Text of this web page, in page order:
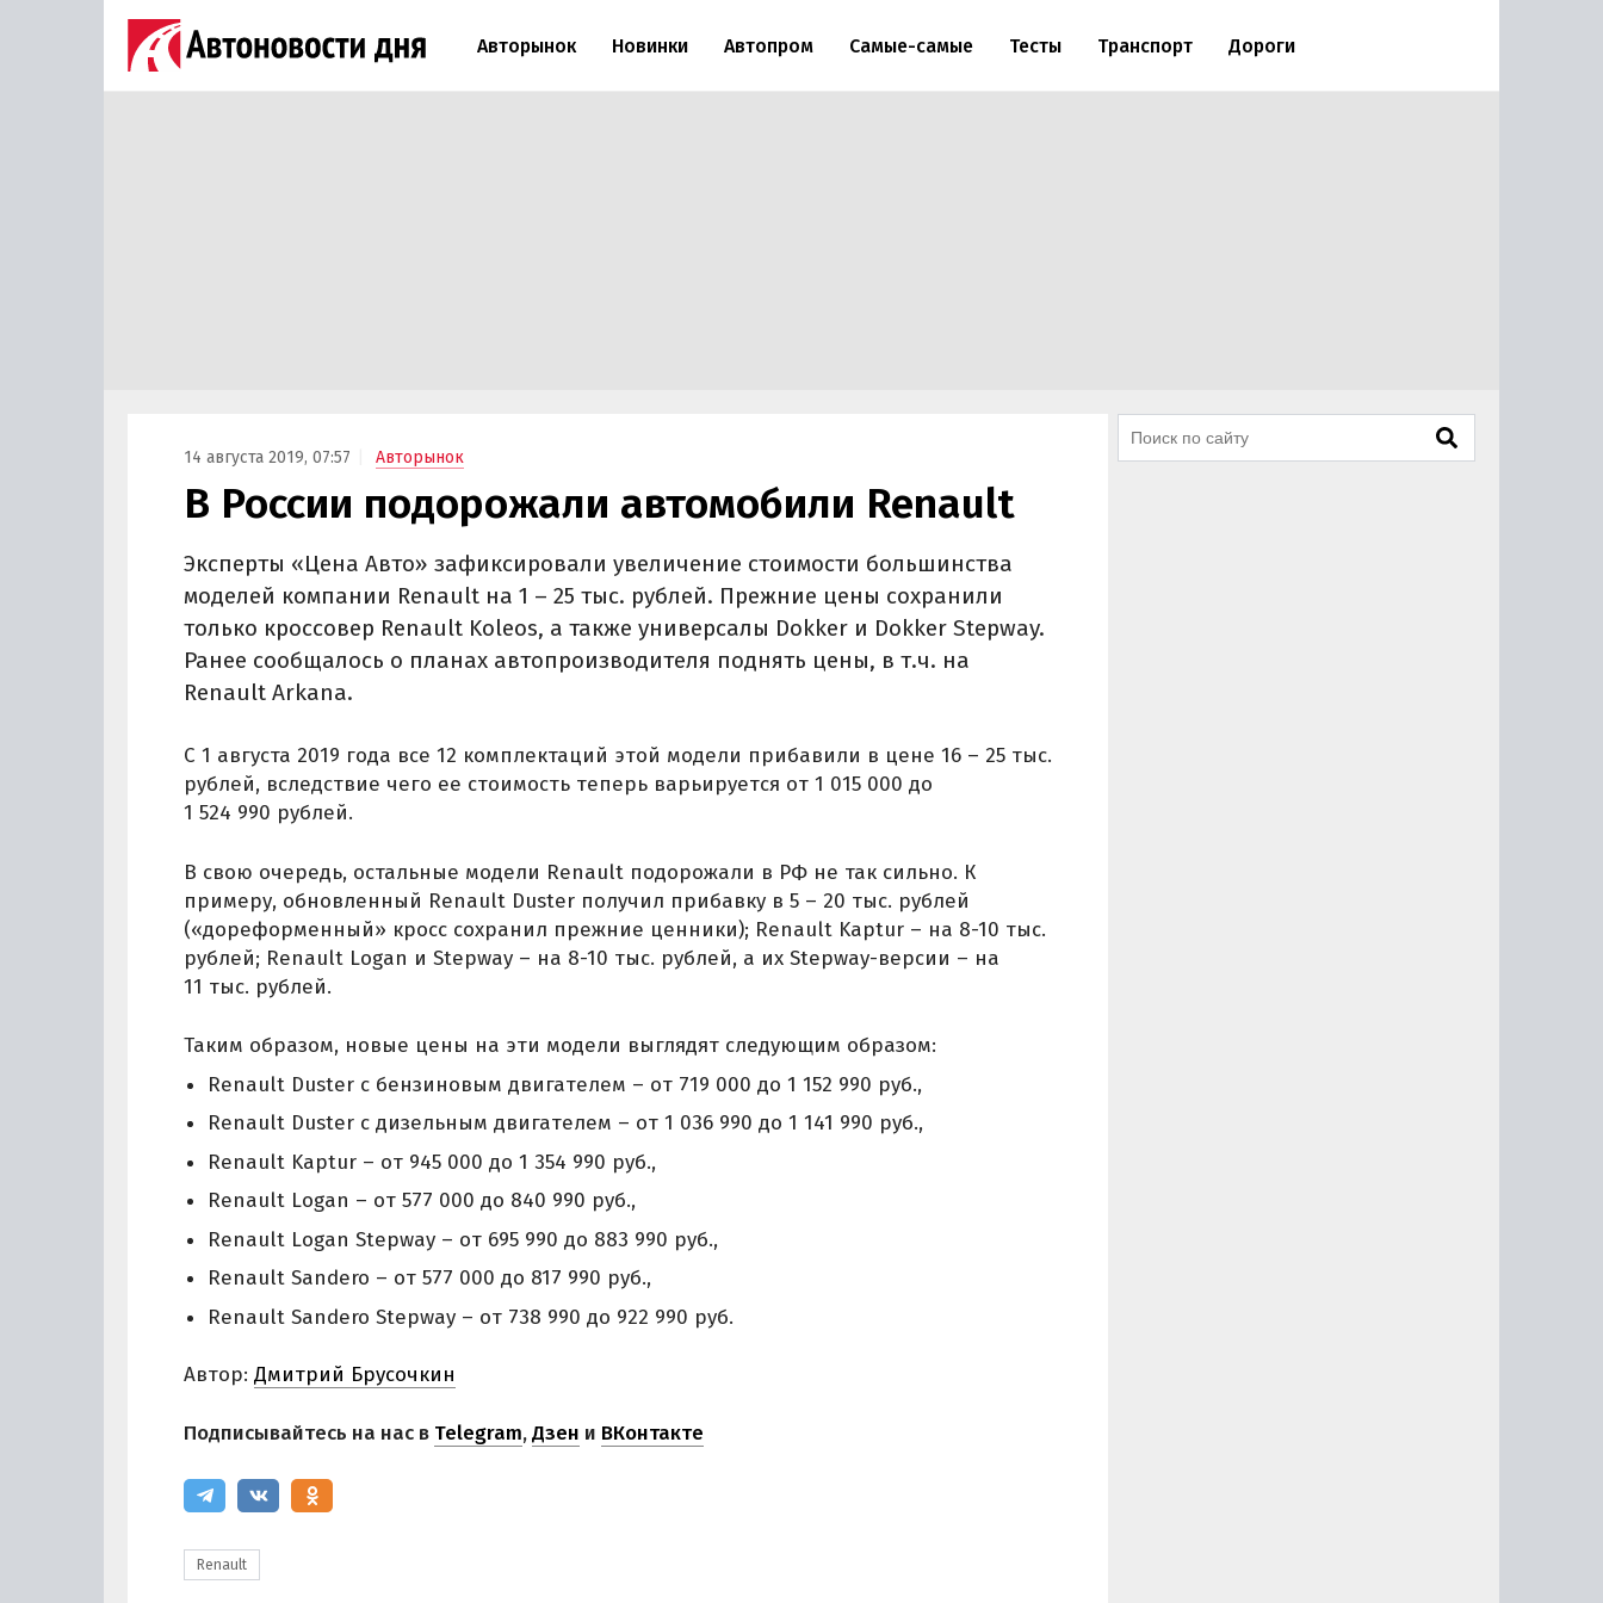
Авторынок Новинки Автопром Самые-самые Тесты Транспорт Дороги
14 августа 2019, 07:57 Авторынок
В России подорожали автомобили Renault
Эксперты «Цена Авто» зафиксировали увеличение стоимости большинства
моделей компании Renault на 1 – 25 тыс. рублей. Прежние цены сохранили
только кроссовер Renault Koleos, а также универсалы Dokker и Dokker Stepway.
Ранее сообщалось о планах автопроизводителя поднять цены, в т.ч. на
Renault Arkana.
С 1 августа 2019 года все 12 комплектаций этой модели прибавили в цене 16 – 25 тыс.
рублей, вследствие чего ее стоимость теперь варьируется от 1 015 000 до
1 524 990 рублей.
В свою очередь, остальные модели Renault подорожали в РФ не так сильно. К
примеру, обновленный Renault Duster получил прибавку в 5 – 20 тыс. рублей
(«дореформенный» кросс сохранил прежние ценники); Renault Kaptur – на 8-10 тыс.
рублей; Renault Logan и Stepway – на 8-10 тыс. рублей, а их Stepway-версии – на
11 тыс. рублей.
Таким образом, новые цены на эти модели выглядят следующим образом:
Renault Duster с бензиновым двигателем – от 719 000 до 1 152 990 руб.,
Renault Duster с дизельным двигателем – от 1 036 990 до 1 141 990 руб.,
Renault Kaptur – от 945 000 до 1 354 990 руб.,
Renault Logan – от 577 000 до 840 990 руб.,
Renault Logan Stepway – от 695 990 до 883 990 руб.,
Renault Sandero – от 577 000 до 817 990 руб.,
Renault Sandero Stepway – от 738 990 до 922 990 руб.
Автор: Дмитрий Брусочкин
Подписывайтесь на нас в Telegram,Дзен и ВКонтакте
Renault